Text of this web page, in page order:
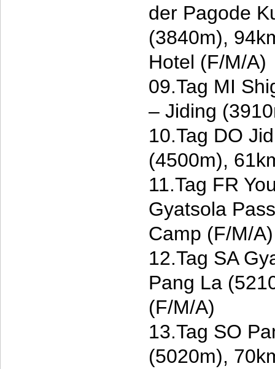
der Pagode
(3840m),
Hotel (F/M/A)
09.Tag MI
– Jiding
10.Tag DO
(4500m),
11.Tag FR
Gyatsola
Camp (F/M/A)
12.Tag SA
Pang La
(F/M/A)
13.Tag SO
(5020m),